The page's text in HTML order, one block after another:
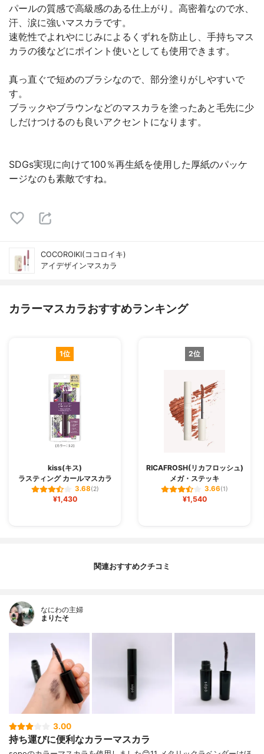
パールの質感で高級感のある仕上がり。高密着なので水、
汗、涙に強いマスカラです。
速乾性でよれやにじみによるくずれを防止し、手持ちマス
カラの後などにポイント使いとしても使用できます。
真っ直ぐで短めのブラシなので、部分塗りがしやすいで
す。
ブラックやブラウンなどのマスカラを塗ったあと毛先に少
しだけつけるのも良いアクセントになります。
SDGs実現に向けて100％再生紙を使用した厚紙のパッケ
ージなのも素敵ですね。
COCOROIKI(ココロイキ)
アイデザインマスカラ
カラーマスカラおすすめランキング
1位
kiss(キス)
ラスティング カールマスカラ
3.68(2)
¥1,430
2位
RICAFROSH(リカフロッシュ)
メガ・ステッキ
3.66(1)
¥1,540
関連おすすめクチコミ
なにわの主婦
まりたそ
3.00
持ち運びに便利なカラーマスカラ